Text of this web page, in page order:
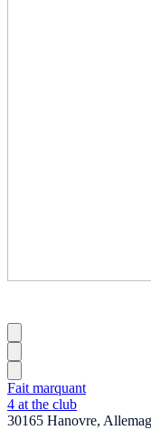
Fait marquant
4 at the club
30165 Hanovre,